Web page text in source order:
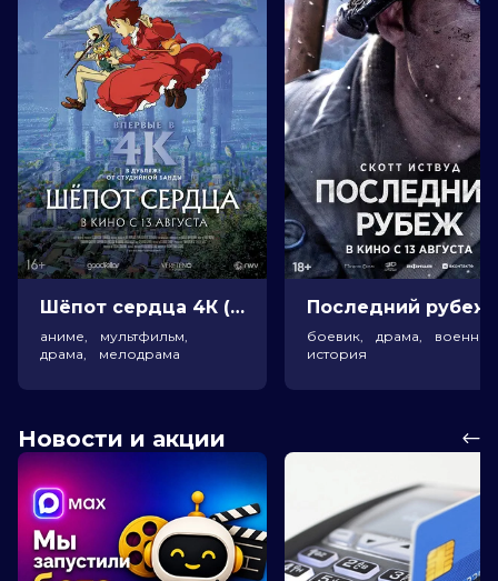
Шёпот сердца 4К (16+)
аниме, мультфильм,
драма, мелодрама
боевик, драма,
история
Новости и акции